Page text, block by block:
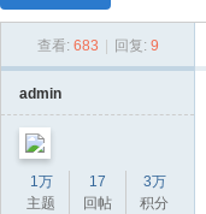
艺
查看: 683 回复: 9
admin
1万
主题
17
回帖
3万
积分